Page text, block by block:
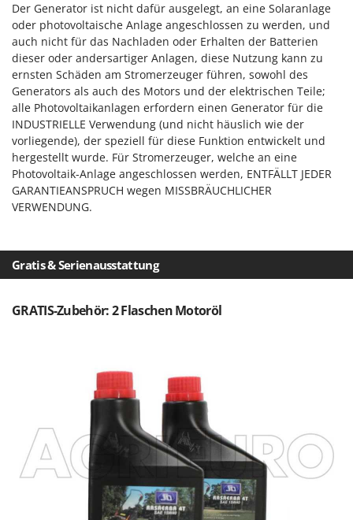
Der Generator ist nicht dafür ausgelegt, an eine Solaranlage
oder photovoltaische Anlage angeschlossen zu werden, und
auch nicht für das Nachladen oder Erhalten der Batterien
dieser oder andersartiger Anlagen, diese Nutzung kann zu
ernsten Schäden am Stromerzeuger führen, sowohl des
Generators als auch des Motors und der elektrischen Teile;
alle Photovoltaikanlagen erfordern einen Generator für die
INDUSTRIELLE Verwendung (und nicht häuslich wie der
vorliegende), der speziell für diese Funktion entwickelt und
hergestellt wurde. Für Stromerzeuger, welche an eine
Photovoltaik-Anlage angeschlossen werden, ENTFÄLLT JEDER
GARANTIEANSPRUCH wegen MISSBRÄUCHLICHER
VERWENDUNG.
Gratis & Serienausstattung
GRATIS-Zubehör: 2 Flaschen Motoröl